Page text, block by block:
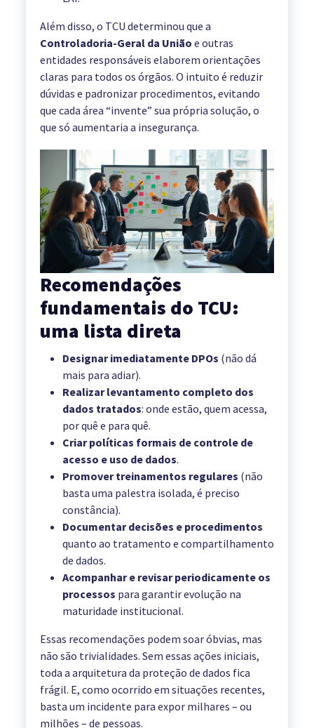
Além disso, o TCU determinou que a
Controladoria-Geral da União e outras
entidades responsáveis elaborem orientações
claras para todos os órgãos. O intuito é reduzir
dúvidas e padronizar procedimentos, evitando
que cada área “invente” sua própria solução, o
que só aumentaria a insegurança.
Recomendações
fundamentais do TCU:
uma lista direta
Designar imediatamente DPOs (não dá
mais para adiar).
Realizar levantamento completo dos
dados tratados: onde estão, quem acessa,
por quê e para quê.
Criar políticas formais de controle de
acesso e uso de dados.
Promover treinamentos regulares (não
basta uma palestra isolada, é preciso
constância).
Documentar decisões e procedimentos
quanto ao tratamento e compartilhamento
de dados.
Acompanhar e revisar periodicamente os
processos para garantir evolução na
maturidade institucional.
Essas recomendações podem soar óbvias, mas
não são trivialidades. Sem essas ações iniciais,
toda a arquitetura da proteção de dados fica
frágil. E, como ocorrido em situações recentes,
basta um incidente para expor milhares – ou
milhões – de pessoas.